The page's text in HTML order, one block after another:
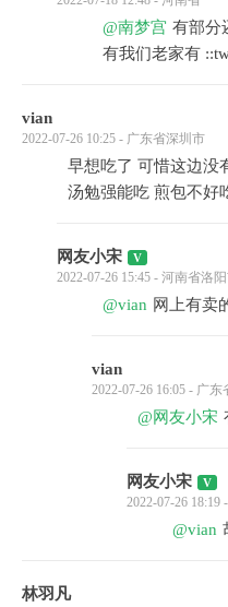
@南梦宫 有部分
有我们老家有
vian
2022-07-26 10:25 - 广东省深圳市
早想吃了 可惜这边没
汤勉强能吃 煎包不好
网友小宋
2022-07-26 15:45 - 河南省洛
@vian 网上有卖
vian
2022-07-26 16:05 - 广东
@网友小宋
网友小宋
2022-07-26
@vian
林羽凡